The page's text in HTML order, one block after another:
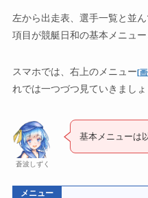
左から出走表、選手一覧と並
項目が競艇日和の基本メニュー
スマホでは、右上のメニュー[
れでは一つづつ見ていきましょ
蒼波しずく
基本メニューは
メニュー